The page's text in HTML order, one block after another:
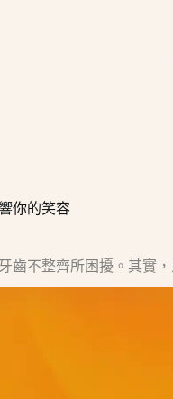
你的笑容
齒不整齊所困擾。其實